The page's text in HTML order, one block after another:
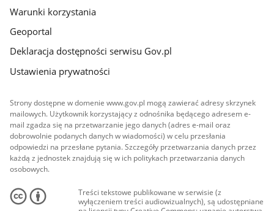
Warunki korzystania
Geoportal
Deklaracja dostępności serwisu Gov.pl
Ustawienia prywatności
Strony dostępne w domenie www.gov.pl mogą zawierać adresy skrzynek
mailowych. Użytkownik korzystający z odnośnika będącego adresem e-
mail zgadza się na przetwarzanie jego danych (adres e-mail oraz
dobrowolnie podanych danych w wiadomości) w celu przesłania
odpowiedzi na przesłane pytania. Szczegóły przetwarzania danych przez
każdą z jednostek znajdują się w ich politykach przetwarzania danych
osobowych.
Treści tekstowe publikowane w serwisie (z
wyłączeniem treści audiowizualnych), są udostępniane